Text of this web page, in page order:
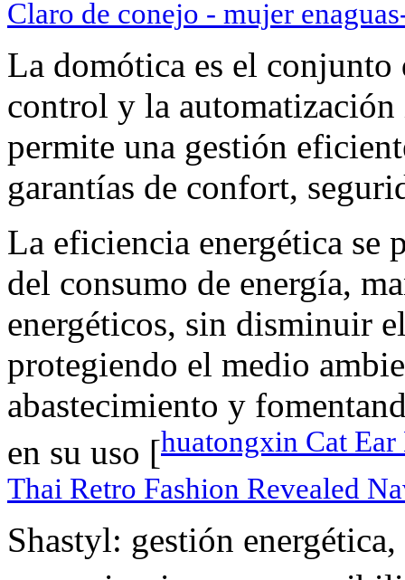
Claro de conejo - mujer
La domótica es el conjunto
control y la
permite una gestión
garantías de confort,
La eficiencia energética se
del consumo de energía,
energéticos, sin disminuir
protegiendo el medio
abastecimiento y
en su uso [huatongxin Cat
Thai Retro Fashion Revealed
Shastyl: gestión